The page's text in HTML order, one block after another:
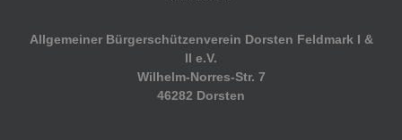
Allgemeiner Bürgerschützenverein Dorsten Feldmark I &
II e.V.
Wilhelm-Norres-Str. 7
46282 Dorsten